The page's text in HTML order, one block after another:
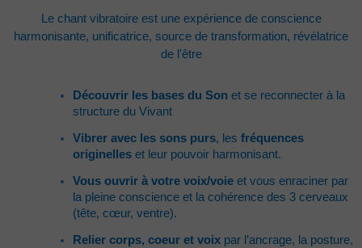
Le chant vibratoire est une expérience de conscience
harmonisante, unificatrice, source de transformation, révélatrice
de l'être
Découvrir les bases du Son et se reconnecter à la
structure du Vivant
Vibrer avec les sons purs, les fréquences
originelles et leur pouvoir harmonisant.
Vous ouvrir à votre voix/voie et vous enraciner par
la pleine conscience et la cohérence des 3 cerveaux
(tête, cœur, ventre).
Relier corps, coeur et voix par l’ancrage, la posture,